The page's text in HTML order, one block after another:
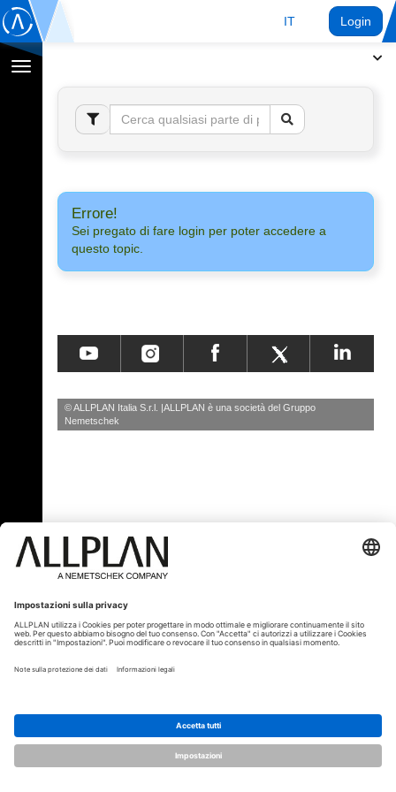
IT Login
Toggle
navigation
Errore!
Sei pregato di fare login per poter accedere a
questo topic.
© ALLPLAN Italia S.r.l. ALLPLAN è una società del Gruppo
Nemetschek